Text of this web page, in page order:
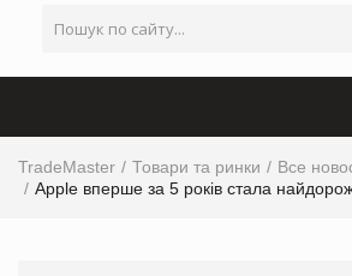
TradeMaster Товари та ринки
Все
Apple вперше за 5 років стала